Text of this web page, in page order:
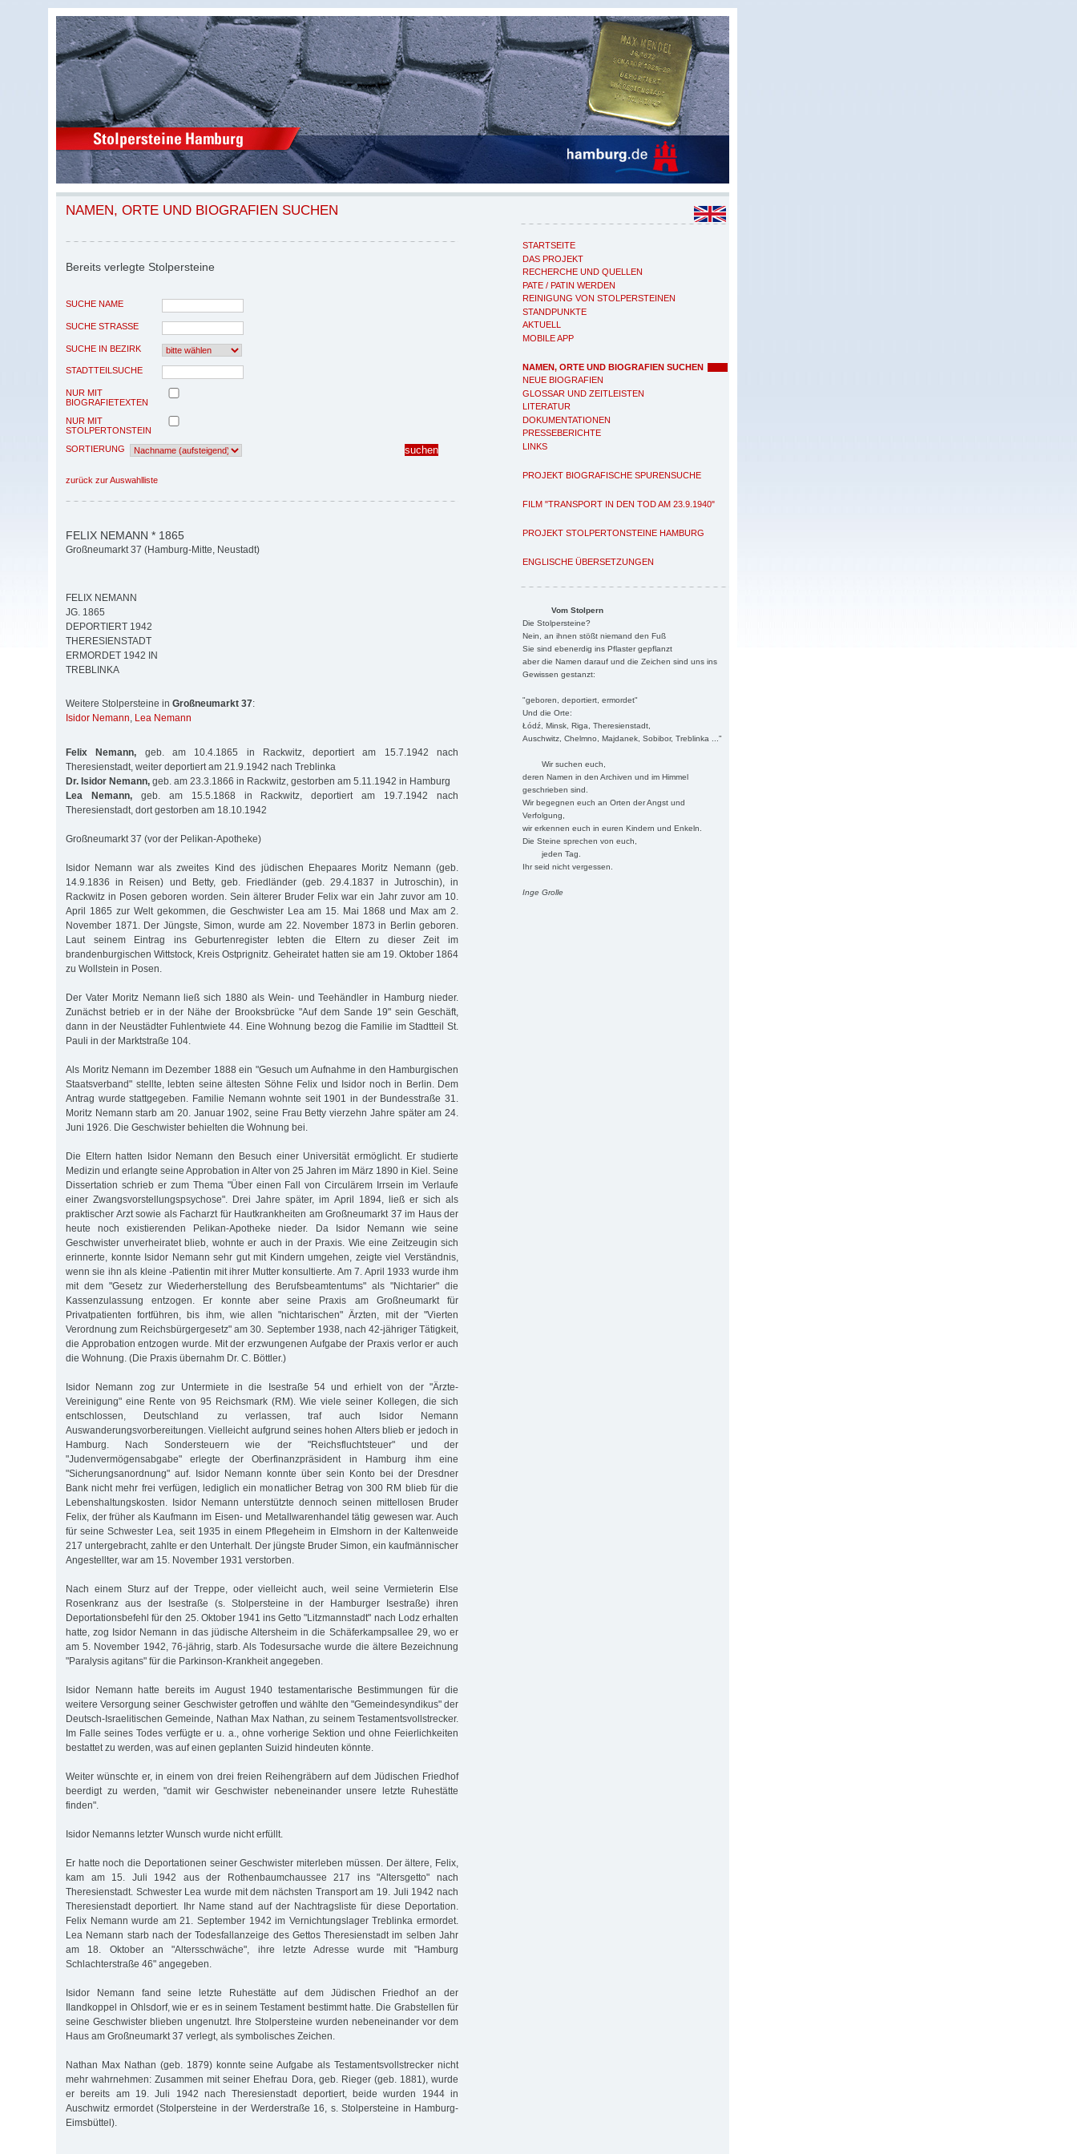
STARTSEITE
DAS PROJEKT
RECHERCHE UND QUELLEN
PATE / PATIN WERDEN
REINIGUNG VON STOLPERSTEINEN
STANDPUNKTE
AKTUELL
MOBILE APP
NAMEN, ORTE UND BIOGRAFIEN SUCHEN
NEUE BIOGRAFIEN
GLOSSAR UND ZEITLEISTEN
LITERATUR
DOKUMENTATIONEN
PRESSEBERICHTE
LINKS
PROJEKT BIOGRAFISCHE SPURENSUCHE
FILM "TRANSPORT IN DEN TOD AM 23.9.1940"
PROJEKT STOLPERTONSTEINE HAMBURG
ENGLISCHE ÜBERSETZUNGEN
Vom Stolpern
Die Stolpersteine?
Nein, an ihnen stößt niemand den Fuß
Sie sind ebenerdig ins Pflaster gepflanzt
aber die Namen darauf und die Zeichen sind uns ins
Gewissen gestanzt:
"geboren, deportiert, ermordet"
Und die Orte:
Łódź, Minsk, Riga, Theresienstadt,
Auschwitz, Chelmno, Majdanek, Sobibor, Treblinka ..."
Wir suchen euch,
deren Namen in den Archiven und im Himmel
geschrieben sind.
Wir begegnen euch an Orten der Angst und
Verfolgung,
wir erkennen euch in euren Kindern und Enkeln.
Die Steine sprechen von euch,
jeden Tag.
Ihr seid nicht vergessen.
Inge Grolle
NAMEN, ORTE UND BIOGRAFIEN SUCHEN
Bereits verlegte Stolpersteine
SUCHE NAME
SUCHE STRASSE
SUCHE IN BEZIRK
STADTTEILSUCHE
NUR MIT
BIOGRAFIETEXTEN
NUR MIT
STOLPERTONSTEIN
SORTIERUNG
zurück zur Auswahlliste
FELIX NEMANN * 1865
Großneumarkt 37 (Hamburg-Mitte, Neustadt)
FELIX NEMANN
JG. 1865
DEPORTIERT 1942
THERESIENSTADT
ERMORDET 1942 IN
TREBLINKA
Weitere Stolpersteine in Großneumarkt 37:
Isidor Nemann, Lea Nemann
Felix Nemann, geb. am 10.4.1865 in Rackwitz, deportiert am 15.7.1942 nach
Theresienstadt, weiter deportiert am 21.9.1942 nach Treblinka
Dr. Isidor Nemann, geb. am 23.3.1866 in Rackwitz, gestorben am 5.11.1942 in Hamburg
Lea Nemann,geb. am 15.5.1868 in Rackwitz, deportiert am 19.7.1942 nach
Theresienstadt, dort gestorben am 18.10.1942
Großneumarkt 37 (vor der Pelikan-Apotheke)
Isidor Nemann war als zweites Kind des jüdischen Ehepaares Moritz Nemann (geb.
14.9.1836 in Reisen) und Betty, geb. Friedländer (geb. 29.4.1837 in Jutroschin), in
Rackwitz in Posen geboren worden. Sein älterer Bruder Felix war ein Jahr zuvor am 10.
April 1865 zur Welt gekommen, die Geschwister Lea am 15. Mai 1868 und Max am 2.
November 1871. Der Jüngste, Simon, wurde am 22. November 1873 in Berlin geboren.
Laut seinem Eintrag ins Geburtenregister lebten die Eltern zu dieser Zeit im
brandenburgischen Wittstock, Kreis Ostprignitz. Geheiratet hatten sie am 19. Oktober 1864
zu Wollstein in Posen.
Der Vater Moritz Nemann ließ sich 1880 als Wein- und Teehändler in Hamburg nieder.
Zunächst betrieb er in der Nähe der Brooksbrücke "Auf dem Sande 19" sein Geschäft,
dann in der Neustädter Fuhlentwiete 44. Eine Wohnung bezog die Familie im Stadtteil St.
Pauli in der Marktstraße 104.
Als Moritz Nemann im Dezember 1888 ein "Gesuch um Aufnahme in den Hamburgischen
Staatsverband" stellte, lebten seine ältesten Söhne Felix und Isidor noch in Berlin. Dem
Antrag wurde stattgegeben. Familie Nemann wohnte seit 1901 in der Bundesstraße 31.
Moritz Nemann starb am 20. Januar 1902, seine Frau Betty vierzehn Jahre später am 24.
Juni 1926. Die Geschwister behielten die Wohnung bei.
Die Eltern hatten Isidor Nemann den Besuch einer Universität ermöglicht. Er studierte
Medizin und erlangte seine Approbation in Alter von 25 Jahren im März 1890 in Kiel. Seine
Dissertation schrieb er zum Thema "Über einen Fall von Circulärem Irrsein im Verlaufe
einer Zwangsvorstellungspsychose". Drei Jahre später, im April 1894, ließ er sich als
praktischer Arzt sowie als Facharzt für Hautkrankheiten am Großneumarkt 37 im Haus der
heute noch existierenden Pelikan-Apotheke nieder. Da Isidor Nemann wie seine
Geschwister unverheiratet blieb, wohnte er auch in der Praxis. Wie eine Zeitzeugin sich
erinnerte, konnte Isidor Nemann sehr gut mit Kindern umgehen, zeigte viel Verständnis,
wenn sie ihn als kleine -Patientin mit ihrer Mutter konsultierte. Am 7. April 1933 wurde ihm
mit dem "Gesetz zur Wiederherstellung des Berufsbeamtentums" als "Nichtarier" die
Kassenzulassung entzogen. Er konnte aber seine Praxis am Großneumarkt für
Privatpatienten fortführen, bis ihm, wie allen "nichtarischen" Ärzten, mit der "Vierten
Verordnung zum Reichsbürgergesetz" am 30. September 1938, nach 42-jähriger Tätigkeit,
die Approbation entzogen wurde. Mit der erzwungenen Aufgabe der Praxis verlor er auch
die Wohnung. (Die Praxis übernahm Dr. C. Böttler.)
Isidor Nemann zog zur Untermiete in die Isestraße 54 und erhielt von der "Ärzte-
Vereinigung" eine Rente von 95 Reichsmark (RM). Wie viele seiner Kollegen, die sich
entschlossen, Deutschland zu verlassen, traf auch Isidor Nemann
Auswanderungsvorbereitungen. Vielleicht aufgrund seines hohen Alters blieb er jedoch in
Hamburg. Nach Sondersteuern wie der "Reichsfluchtsteuer" und der
"Judenvermögensabgabe" erlegte der Oberfinanzpräsident in Hamburg ihm eine
"Sicherungsanordnung" auf. Isidor Nemann konnte über sein Konto bei der Dresdner
Bank nicht mehr frei verfügen, lediglich ein monatlicher Betrag von 300 RM blieb für die
Lebenshaltungskosten. Isidor Nemann unterstützte dennoch seinen mittellosen Bruder
Felix, der früher als Kaufmann im Eisen- und Metallwarenhandel tätig gewesen war. Auch
für seine Schwester Lea, seit 1935 in einem Pflegeheim in Elmshorn in der Kaltenweide
217 untergebracht, zahlte er den Unterhalt. Der jüngste Bruder Simon, ein kaufmännischer
Angestellter, war am 15. November 1931 verstorben.
Nach einem Sturz auf der Treppe, oder vielleicht auch, weil seine Vermieterin Else
Rosenkranz aus der Isestraße (s. Stolpersteine in der Hamburger Isestraße) ihren
Deportationsbefehl für den 25. Oktober 1941 ins Getto "Litzmannstadt" nach Lodz erhalten
hatte, zog Isidor Nemann in das jüdische Altersheim in die Schäferkampsallee 29, wo er
am 5. November 1942, 76-jährig, starb. Als Todesursache wurde die ältere Bezeichnung
"Paralysis agitans" für die Parkinson-Krankheit angegeben.
Isidor Nemann hatte bereits im August 1940 testamentarische Bestimmungen für die
weitere Versorgung seiner Geschwister getroffen und wählte den "Gemeindesyndikus" der
Deutsch-Israelitischen Gemeinde, Nathan Max Nathan, zu seinem Testamentsvollstrecker.
Im Falle seines Todes verfügte er u. a., ohne vorherige Sektion und ohne Feierlichkeiten
bestattet zu werden, was auf einen geplanten Suizid hindeuten könnte.
Weiter wünschte er, in einem von drei freien Reihengräbern auf dem Jüdischen Friedhof
beerdigt zu werden, "damit wir Geschwister nebeneinander unsere letzte Ruhestätte
finden".
Isidor Nemanns letzter Wunsch wurde nicht erfüllt.
Er hatte noch die Deportationen seiner Geschwister miterleben müssen. Der ältere, Felix,
kam am 15. Juli 1942 aus der Rothenbaumchaussee 217 ins "Altersgetto" nach
Theresienstadt. Schwester Lea wurde mit dem nächsten Transport am 19. Juli 1942 nach
Theresienstadt deportiert. Ihr Name stand auf der Nachtragsliste für diese Deportation.
Felix Nemann wurde am 21. September 1942 im Vernichtungslager Treblinka ermordet.
Lea Nemann starb nach der Todesfallanzeige des Gettos Theresienstadt im selben Jahr
am 18. Oktober an "Altersschwäche", ihre letzte Adresse wurde mit "Hamburg
Schlachterstraße 46" angegeben.
Isidor Nemann fand seine letzte Ruhestätte auf dem Jüdischen Friedhof an der
Ilandkoppel in Ohlsdorf, wie er es in seinem Testament bestimmt hatte. Die Grabstellen für
seine Geschwister blieben ungenutzt. Ihre Stolpersteine wurden nebeneinander vor dem
Haus am Großneumarkt 37 verlegt, als symbolisches Zeichen.
Nathan Max Nathan (geb. 1879) konnte seine Aufgabe als Testamentsvollstrecker nicht
mehr wahrnehmen: Zusammen mit seiner Ehefrau Dora, geb. Rieger (geb. 1881), wurde
er bereits am 19. Juli 1942 nach Theresienstadt deportiert, beide wurden 1944 in
Auschwitz ermordet (Stolpersteine in der Werderstraße 16, s. Stolpersteine in Hamburg-
Eimsbüttel).